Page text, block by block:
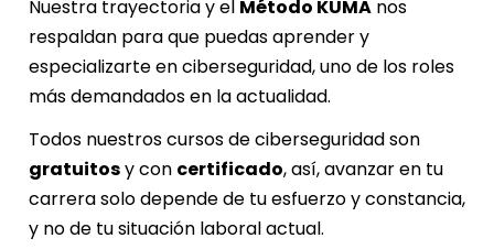
Nuestra trayectoria y el Método KUMA nos
respaldan para que puedas aprender y
especializarte en ciberseguridad, uno de los roles
más demandados en la actualidad.
Todos nuestros cursos de ciberseguridad son
gratuitosy con certificado, así, avanzar en tu
carrera solo depende de tu esfuerzo y constancia,
y no de tu situación laboral actual.